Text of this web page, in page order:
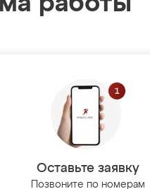
Оставьте заявку
Позвоните по номерам